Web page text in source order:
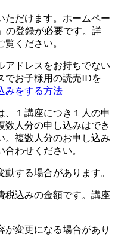
だけます。ホームペー
の登録が必要です。詳
覧ください。
ドレスをお持ちでない
でお子様用の読売IDを
みをする方法
１講座につき１人の申
数人分の申し込みはでき
。複数人分のお申し込み
わせください。
する場合があります。
込みの金額です。講座
変更になる場合があり